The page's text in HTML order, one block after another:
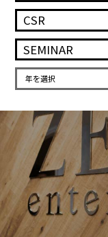
CSR
SEMINAR